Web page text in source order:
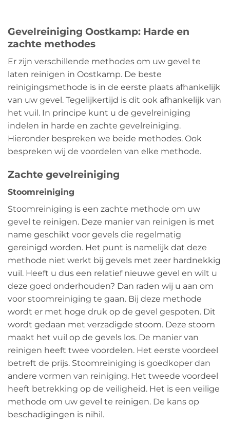
Gevelreiniging Oostkamp: Harde en
zachte methodes
Er zijn verschillende methodes om uw gevel te
laten reinigen in Oostkamp. De beste
reinigingsmethode is in de eerste plaats afhankelijk
van uw gevel. Tegelijkertijd is dit ook afhankelijk van
het vuil. In principe kunt u de gevelreiniging
indelen in harde en zachte gevelreiniging.
Hieronder bespreken we beide methodes. Ook
bespreken wij de voordelen van elke methode.
Zachte gevelreiniging
Stoomreiniging
Stoomreiniging is een zachte methode om uw
gevel te reinigen. Deze manier van reinigen is met
name geschikt voor gevels die regelmatig
gereinigd worden. Het punt is namelijk dat deze
methode niet werkt bij gevels met zeer hardnekkig
vuil. Heeft u dus een relatief nieuwe gevel en wilt u
deze goed onderhouden? Dan raden wij u aan om
voor stoomreiniging te gaan. Bij deze methode
wordt er met hoge druk op de gevel gespoten. Dit
wordt gedaan met verzadigde stoom. Deze stoom
maakt het vuil op de gevels los. De manier van
reinigen heeft twee voordelen. Het eerste voordeel
betreft de prijs. Stoomreiniging is goedkoper dan
andere vormen van reiniging. Het tweede voordeel
heeft betrekking op de veiligheid. Het is een veilige
methode om uw gevel te reinigen. De kans op
beschadigingen is nihil.